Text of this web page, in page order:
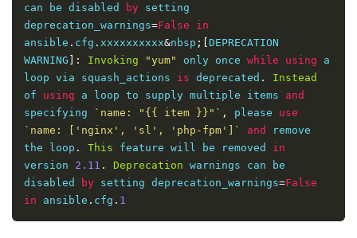
can be disabled
by setting
deprecation_warnings=False
in
ansible . cfg . xxxxxxxxxx&nbsp ;[ DEPRECATION
WARNING ]: Invoking "yum" only once while using a
loop via squash_actions is deprecated .
Instead
of using a loop to supply multiple items and
specifying
`name: "{{ item }}"` , please use
`name: ['nginx', 'sl', 'php-fpm']`
and
remove
the loop . This feature will be removed in
version 2.11 . Deprecation warnings can be
disabled
by setting deprecation_warnings=False
in ansible . cfg . 1